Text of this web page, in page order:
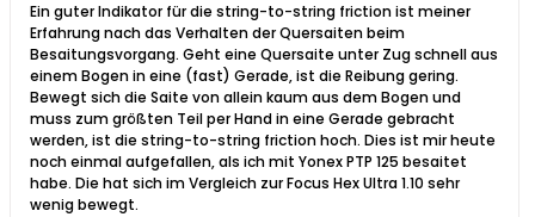
Ein guter Indikator für die string-to-string friction ist meiner
Erfahrung nach das Verhalten der Quersaiten beim
Besaitungsvorgang. Geht eine Quersaite unter Zug schnell aus
einem Bogen in eine (fast) Gerade, ist die Reibung gering.
Bewegt sich die Saite von allein kaum aus dem Bogen und
muss zum größten Teil per Hand in eine Gerade gebracht
werden, ist die string-to-string friction hoch. Dies ist mir heute
noch einmal aufgefallen, als ich mit Yonex PTP 125 besaitet
habe. Die hat sich im Vergleich zur Focus Hex Ultra 1.10 sehr
wenig bewegt.